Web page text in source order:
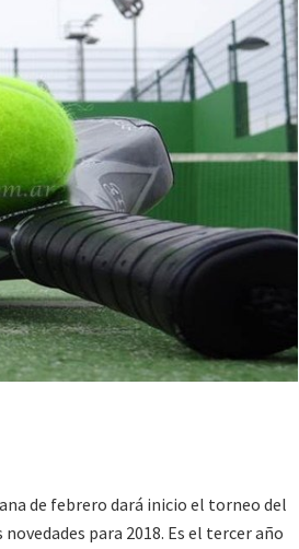
de febrero dará inicio el torneo del
para 2018. Es el tercer año